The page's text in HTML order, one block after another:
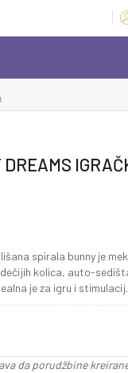
DREAMS
spirala bunny je
kolica, auto-
je za igru i stimulacij
da porudžbine